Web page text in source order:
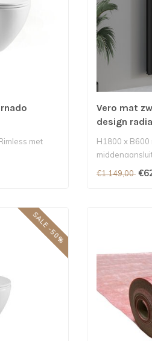
met
Vero mat
design
H1800 x
€1.149,00
SALE -50%